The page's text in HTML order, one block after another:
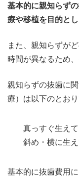
基本的に親知らず
療や移植を目的と
また、親知らずが
時間が異なるため
親知らずの抜歯に
療）は以下のとおり
真っすぐ生え
斜め・横に生
基本的に抜歯費用